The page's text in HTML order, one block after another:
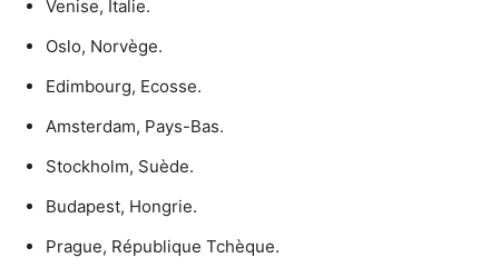
Venise, Italie.
Oslo, Norvège.
Edimbourg, Ecosse.
Amsterdam, Pays-Bas.
Stockholm, Suède.
Budapest, Hongrie.
Prague, République Tchèque.